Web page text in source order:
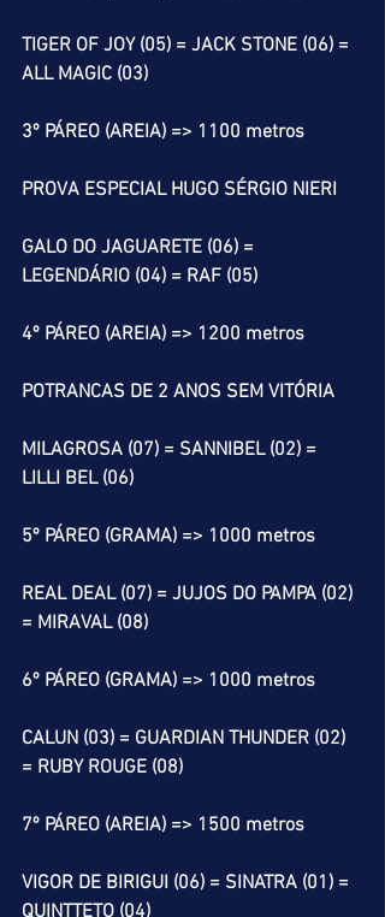
TIGER OF JOY (05) = JACK STONE (06) =
ALL MAGIC (03)
3º PÁREO (AREIA) => 1100 metros
PROVA ESPECIAL HUGO SÉRGIO NIERI
GALO DO JAGUARETE (06) =
LEGENDÁRIO (04) = RAF (05)
4º PÁREO (AREIA) => 1200 metros
POTRANCAS DE 2 ANOS SEM VITÓRIA
MILAGROSA (07) = SANNIBEL (02) =
LILLI BEL (06)
5º PÁREO (GRAMA) => 1000 metros
REAL DEAL (07) = JUJOS DO PAMPA (02)
= MIRAVAL (08)
6º PÁREO (GRAMA) => 1000 metros
CALUN (03) = GUARDIAN THUNDER (02)
= RUBY ROUGE (08)
7º PÁREO (AREIA) => 1500 metros
VIGOR DE BIRIGUI (06) = SINATRA (01) =
QUINTTETO (04)